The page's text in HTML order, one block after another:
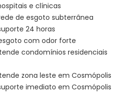
e clínicas
de esgoto subterrânea
24 horas
com odor forte
condomínios residenciais
zona leste em Cosmópolis
imediato em Cosmópolis